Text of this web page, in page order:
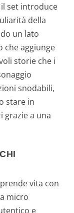
set introduce
della
un lato
che aggiunge
storie che i
snodabili,
stare in
grazie a una
vita con
micro
e